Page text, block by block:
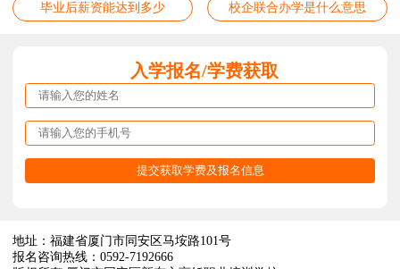
毕业后薪资能达到多少 校企联合办学是什么意思
入学报名/学费获取
地址：福建省厦门市同安区马垵路101号
报名咨询热线：0592-7192666